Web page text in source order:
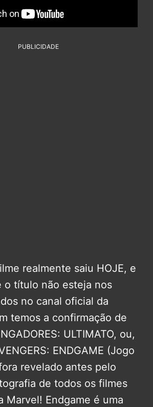
PUBLICIDADE
realmente saiu HOJE, e
o título não esteja nos
no canal oficial da
temos a confirmação de
ULTIMATO, ou,
ENDGAME (Jogo
revelado antes pelo
de todos os filmes
Marvel! Endgame é uma